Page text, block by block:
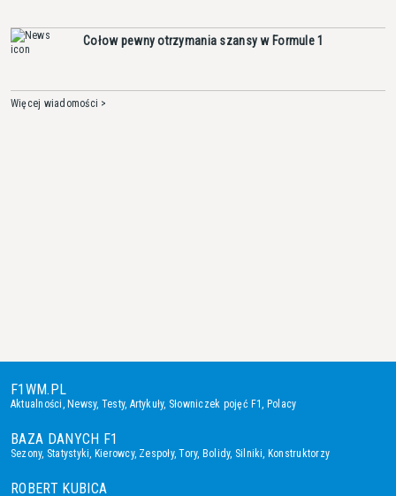
Cołow pewny otrzymania szansy w Formule 1
Więcej wiadomości >
F1WM.PL
Aktualności,Newsy, Testy, Artykuły, Słowniczek pojęć F1, Polacy
BAZA DANYCH F1
Sezony, Statystyki, Kierowcy, Zespoły,Tory, Bolidy, Silniki, Konstruktorzy
ROBERT KUBICA